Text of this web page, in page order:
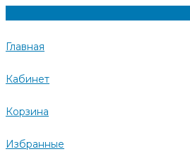
Главная
Кабинет
Корзина
Избранные